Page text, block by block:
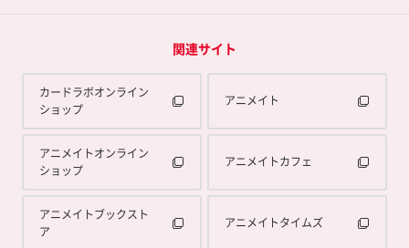
関連サイト
カードラボオンライン
ショップ
アニメイト
アニメイトオンライン
ショップ
アニメイトカフェ
アニメイトブックスト
ア
アニメイトタイムズ